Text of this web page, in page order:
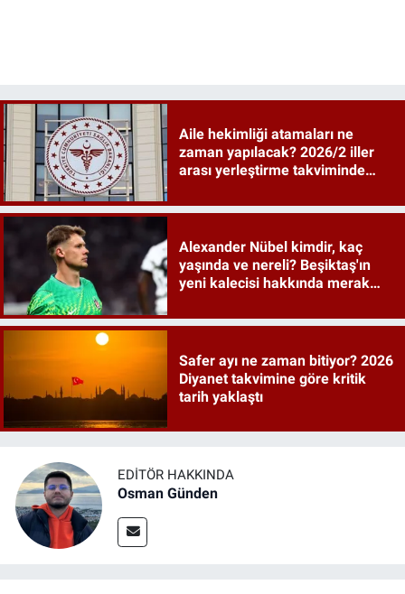
Aile hekimliği atamaları ne
zaman yapılacak? 2026/2 iller
arası yerleştirme takviminde
Alexander Nübel kimdir, kaç
yaşında ve nereli? Beşiktaş'ın
yeni kalecisi hakkında merak
Safer ayı ne zaman bitiyor? 2026
Diyanet takvimine göre kritik
tarih yaklaştı
EDITÖR HAKKINDA
Osman Günden